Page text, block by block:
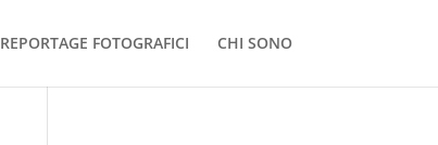
REPORTAGE FOTOGRAFICI CHI SONO